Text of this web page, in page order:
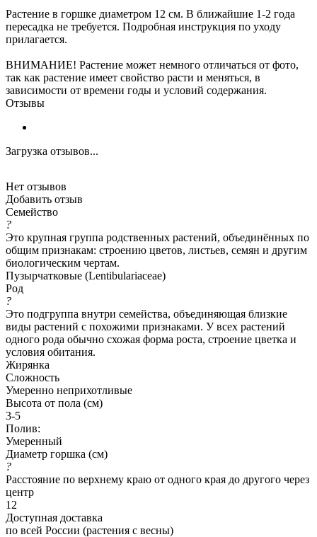
Растение в горшке диаметром 12 см. В ближайшие 1-2 года
пересадка не требуется. Подробная инструкция по уходу
прилагается.
ВНИМАНИЕ! Растение может немного отличаться от фото,
так как растение имеет свойство расти и меняться, в
зависимости от времени годы и условий содержания.
Отзывы
Загрузка отзывов...
Нет отзывов
Добавить отзыв
Семейство
?
Это крупная группа родственных растений, объединённых по
общим признакам: строению цветов, листьев, семян и другим
биологическим чертам.
Пузырчатковые (Lentibulariaceae)
Род
?
Это подгруппа внутри семейства, объединяющая близкие
виды растений с похожими признаками. У всех растений
одного рода обычно схожая форма роста, строение цветка и
условия обитания.
Жирянка
Сложность
Умеренно неприхотливые
Высота от пола (см)
3-5
Полив:
Умеренный
Диаметр горшка (см)
?
Расстояние по верхнему краю от одного края до другого через
центр
12
Доступная доставка
по всей России (растения с весны)